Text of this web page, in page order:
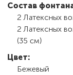
Состав
2 Латексных
2 Латексных
(35 см)
Цвет:
Бежевый